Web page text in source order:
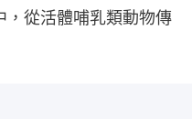
，從活體哺乳類動物傳